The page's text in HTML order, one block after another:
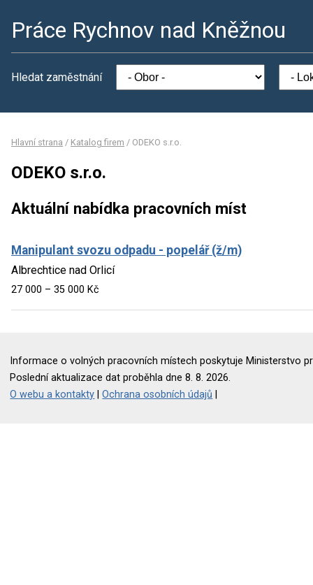
Práce Rychnov nad Kněžnou
Hledat zaměstnání
Hlavní strana / Katalog firem / ODEKO s.r.o.
ODEKO s.r.o.
Aktuální nabídka pracovních míst
Manipulant svozu odpadu - popelář (ž/m)
Albrechtice nad Orlicí
27 000 – 35 000 Kč
Informace o volných pracovních místech poskytuje Ministerstvo
Poslední aktualizace dat proběhla dne 8. 8. 2026.
O webu a kontakty |Ochrana osobních údajů